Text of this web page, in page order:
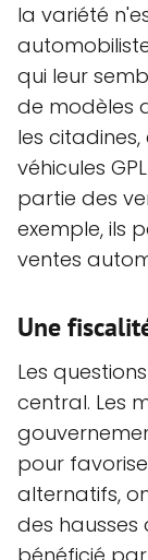
la variété
qui leur
de modèles
les citadines,
véhicules
partie des
exemple, ils
ventes
Une
Les
central. Les
pour
alternatifs,
des hausses